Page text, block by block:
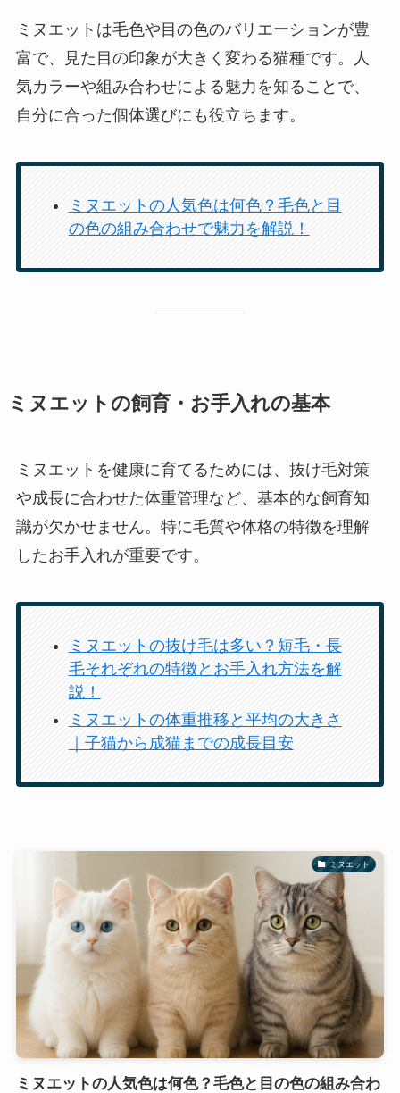
ミヌエットは毛色や目の色のバリエーションが豊
富で、見た目の印象が大きく変わる猫種です。人
気カラーや組み合わせによる魅力を知ることで、
自分に合った個体選びにも役立ちます。
ミヌエットの人気色は何色？毛色と目
の色の組み合わせで魅力を解説！
ミヌエットの飼育・お手入れの基本
ミヌエットを健康に育てるためには、抜け毛対策
や成長に合わせた体重管理など、基本的な飼育知
識が欠かせません。特に毛質や体格の特徴を理解
したお手入れが重要です。
ミヌエットの抜け毛は多い？短毛・長
毛それぞれの特徴とお手入れ方法を解
説！
ミヌエットの体重推移と平均の大きさ
｜子猫から成猫までの成長目安
ミヌエット
ミヌエットの人気色は何色？毛色と目の色の組み合わ